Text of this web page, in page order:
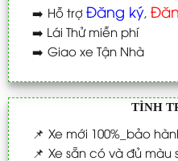
➡️ Hỗ trợ Đăng ký,
➡️ Lái Thử miễn phí
➡️ Giao xe Tận Nhà
TÌNH
📌 Xe mới 100%_bảo
📌 Xe sẵn có và đủ màu